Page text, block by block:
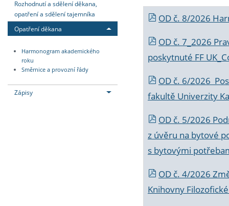
Rozhodnutí a sdělení děkana,
opatření a sdělení tajemníka
Opatření děkana
Harmonogram akademického
roku
Směrnice a provozní řády
Zápisy
OD č. 8/2026
OD č. 7_2026
poskytnuté FF
OD č. 6/2026
fakultě Univerzity
OD č. 5/2026
z úvěru na bytové
s bytovými
OD č. 4/2026
Knihovny